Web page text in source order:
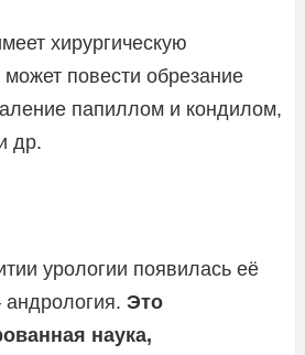
хирургическую
повести обрезание
папиллом и кондилом,
др.
урологии появилась её
андрология. Это
наука,